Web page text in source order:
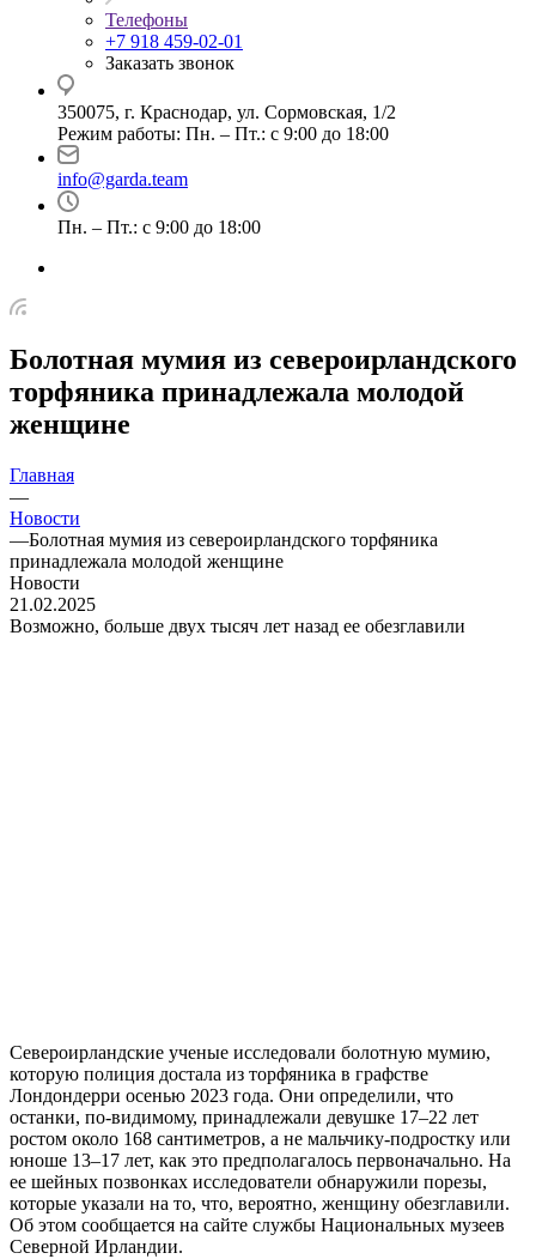
Телефоны
+7 918 459-02-01
Заказать звонок
350075, г. Краснодар, ул. Сормовская, 1/2
Режим работы: Пн. – Пт.: с 9:00 до 18:00
info@garda.team
Пн. – Пт.: с 9:00 до 18:00
Болотная мумия из североирландского
торфяника принадлежала молодой
женщине
Главная
—
Новости
—Болотная мумия из североирландского торфяника
принадлежала молодой женщине
Новости
21.02.2025
Возможно, больше двух тысяч лет назад ее обезглавили
Североирландские ученые исследовали болотную мумию,
которую полиция достала из торфяника в графстве
Лондондерри осенью 2023 года. Они определили, что
останки, по-видимому, принадлежали девушке 17–22 лет
ростом около 168 сантиметров, а не мальчику-подростку или
юноше 13–17 лет, как это предполагалось первоначально. На
ее шейных позвонках исследователи обнаружили порезы,
которые указали на то, что, вероятно, женщину обезглавили.
Об этом сообщается на сайте службы Национальных музеев
Северной Ирландии.